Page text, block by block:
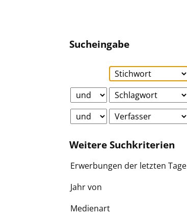
Sucheingabe
Weitere Suchkriterien
Erwerbungen der letzten Tage
Jahr von
Medienart